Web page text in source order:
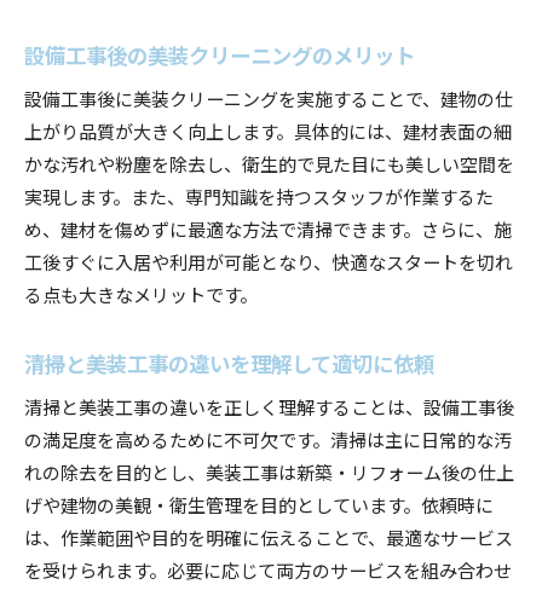
設備工事後の美装クリーニングのメリット
設備工事後に美装クリーニングを実施することで、建物の仕
上がり品質が大きく向上します。具体的には、建材表面の細
かな汚れや粉塵を除去し、衛生的で見た目にも美しい空間を
実現します。また、専門知識を持つスタッフが作業するた
め、建材を傷めずに最適な方法で清掃できます。さらに、施
工後すぐに入居や利用が可能となり、快適なスタートを切れ
る点も大きなメリットです。
清掃と美装工事の違いを理解して適切に依頼
清掃と美装工事の違いを正しく理解することは、設備工事後
の満足度を高めるために不可欠です。清掃は主に日常的な汚
れの除去を目的とし、美装工事は新築・リフォーム後の仕上
げや建物の美観・衛生管理を目的としています。依頼時に
は、作業範囲や目的を明確に伝えることで、最適なサービス
を受けられます。必要に応じて両方のサービスを組み合わせ